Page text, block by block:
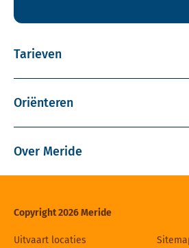
Tarieven
Oriënteren
Over Meride
Copyright 2026 Meride
Uitvaart locaties